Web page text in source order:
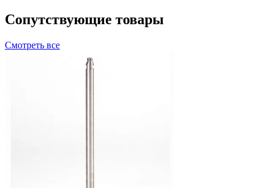
Сопутствующие товары
Смотреть все